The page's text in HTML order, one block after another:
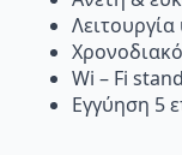
Wi – Fi
Εγγύηση 5